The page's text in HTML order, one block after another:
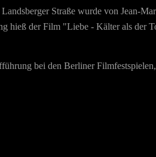
Straße wurde von Jean-
hieß der Film "Liebe - Kälter als der
bei den Berliner